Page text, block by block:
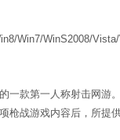
Win7/WinS2008/
一款第一人称射击网游
枪战游戏内容后，所提